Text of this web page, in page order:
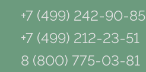
+7 (499) 242-90-85
+7 (499) 212-23-51
8 (800) 775-03-81